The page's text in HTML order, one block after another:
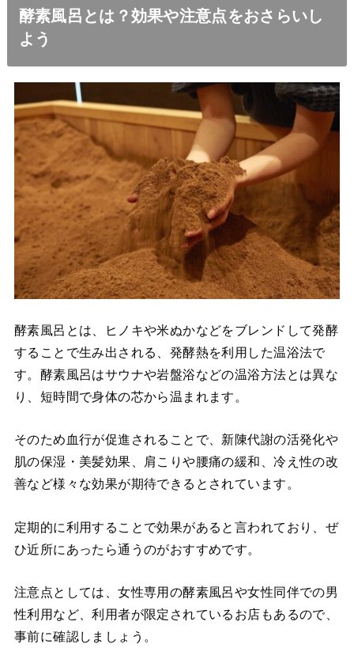
酵素風呂とは？効果や注意点をおさらいし
よう
酵素風呂とは、ヒノキや米ぬかなどをブレンドして発酵
することで生み出される、発酵熱を利用した温浴法で
す。酵素風呂はサウナや岩盤浴などの温浴方法とは異な
り、短時間で身体の芯から温まれます。
そのため血行が促進されることで、新陳代謝の活発化や
肌の保湿・美髪効果、肩こりや腰痛の緩和、冷え性の改
善など様々な効果が期待できるとされています。
定期的に利用することで効果があると言われており、ぜ
ひ近所にあったら通うのがおすすめです。
注意点としては、女性専用の酵素風呂や女性同伴での男
性利用など、利用者が限定されているお店もあるので、
事前に確認しましょう。